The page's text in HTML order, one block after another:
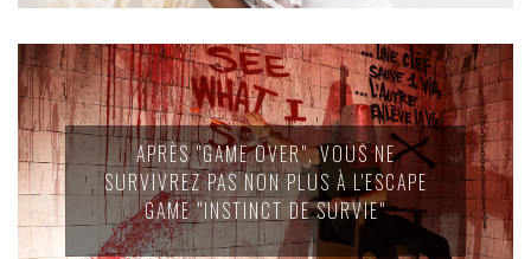
APRÈS "GAME OVER", VOUS NE
SURVIVREZ PAS NON PLUS À L'ESCAPE
GAME "INSTINCT DE SURVIE"